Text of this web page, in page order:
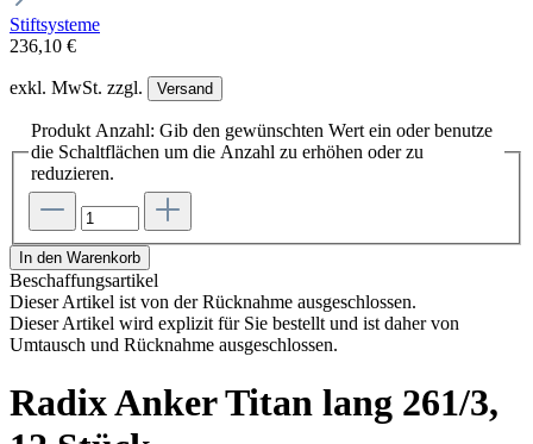
Stiftsysteme
236,10 €
exkl. MwSt. zzgl. Versand
Produkt Anzahl: Gib den gewünschten Wert ein oder benutze
die Schaltflächen um die Anzahl zu erhöhen oder zu
reduzieren.
In den Warenkorb
Beschaffungsartikel
Dieser Artikel ist von der Rücknahme ausgeschlossen.
Dieser Artikel wird explizit für Sie bestellt und ist daher von
Umtausch und Rücknahme ausgeschlossen.
Radix Anker Titan lang 261/3,